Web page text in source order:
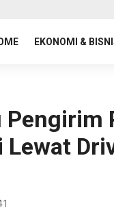
EKONOMI &
Pengirim
Lewat